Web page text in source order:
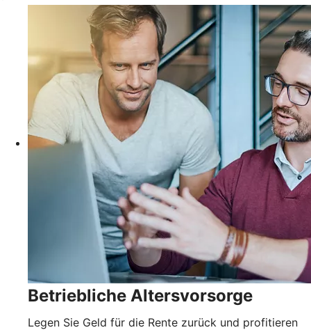
Betriebliche Altersvorsorge
Legen Sie Geld für die Rente zurück und profitieren